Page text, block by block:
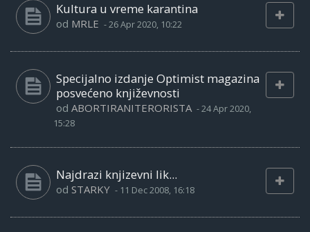
Kultura u vreme karantina
od MRLE -26 Apr 2020, 10:22
Specijalno izdanje Optimist magazina
posvećeno književnosti
od ABORTIRANITERORISTA -24 Apr 2020,
15:28
Najdrazi knjizevni lik...
od STARKY - 11 Dec 2008, 16:18